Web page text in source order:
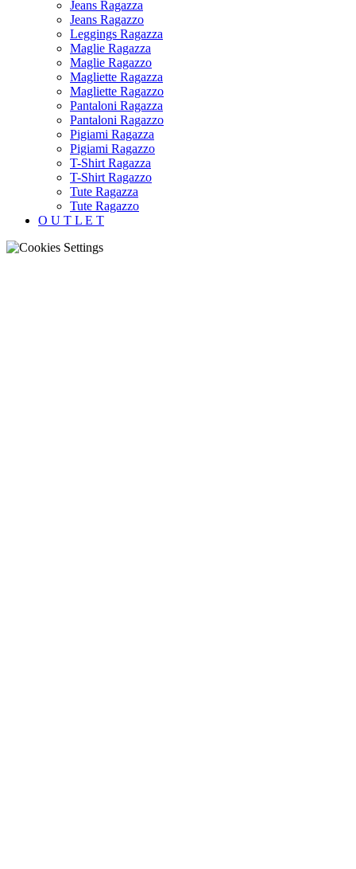
Jeans Ragazza
Jeans Ragazzo
Leggings Ragazza
Maglie Ragazza
Maglie Ragazzo
Magliette Ragazza
Magliette Ragazzo
Pantaloni Ragazza
Pantaloni Ragazzo
Pigiami Ragazza
Pigiami Ragazzo
T-Shirt Ragazza
T-Shirt Ragazzo
Tute Ragazza
Tute Ragazzo
O U T L E T